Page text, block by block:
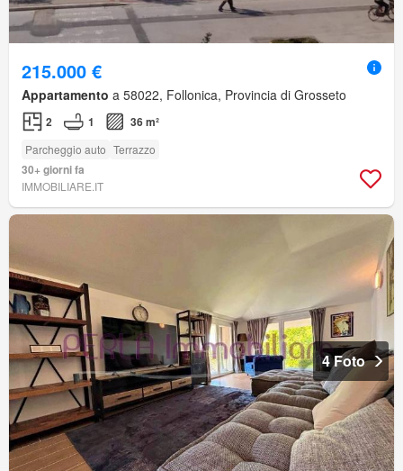
215.000 €
Appartamento a 58022, Follonica, Provincia di Grosseto
2 1 36 m²
Parcheggio auto Terrazzo
30+ giorni fa
IMMOBILIARE.IT
4 Foto